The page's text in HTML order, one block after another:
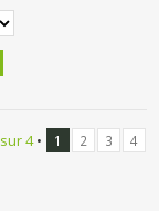
sur4• 1 2 3 4